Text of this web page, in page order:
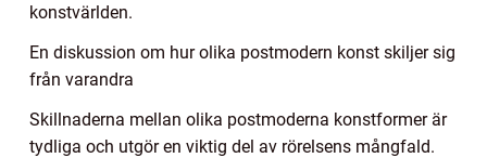
konstvärlden.
En diskussion om hur olika postmodern konst skiljer sig
från varandra
Skillnaderna mellan olika postmoderna konstformer är
tydliga och utgör en viktig del av rörelsens mångfald.